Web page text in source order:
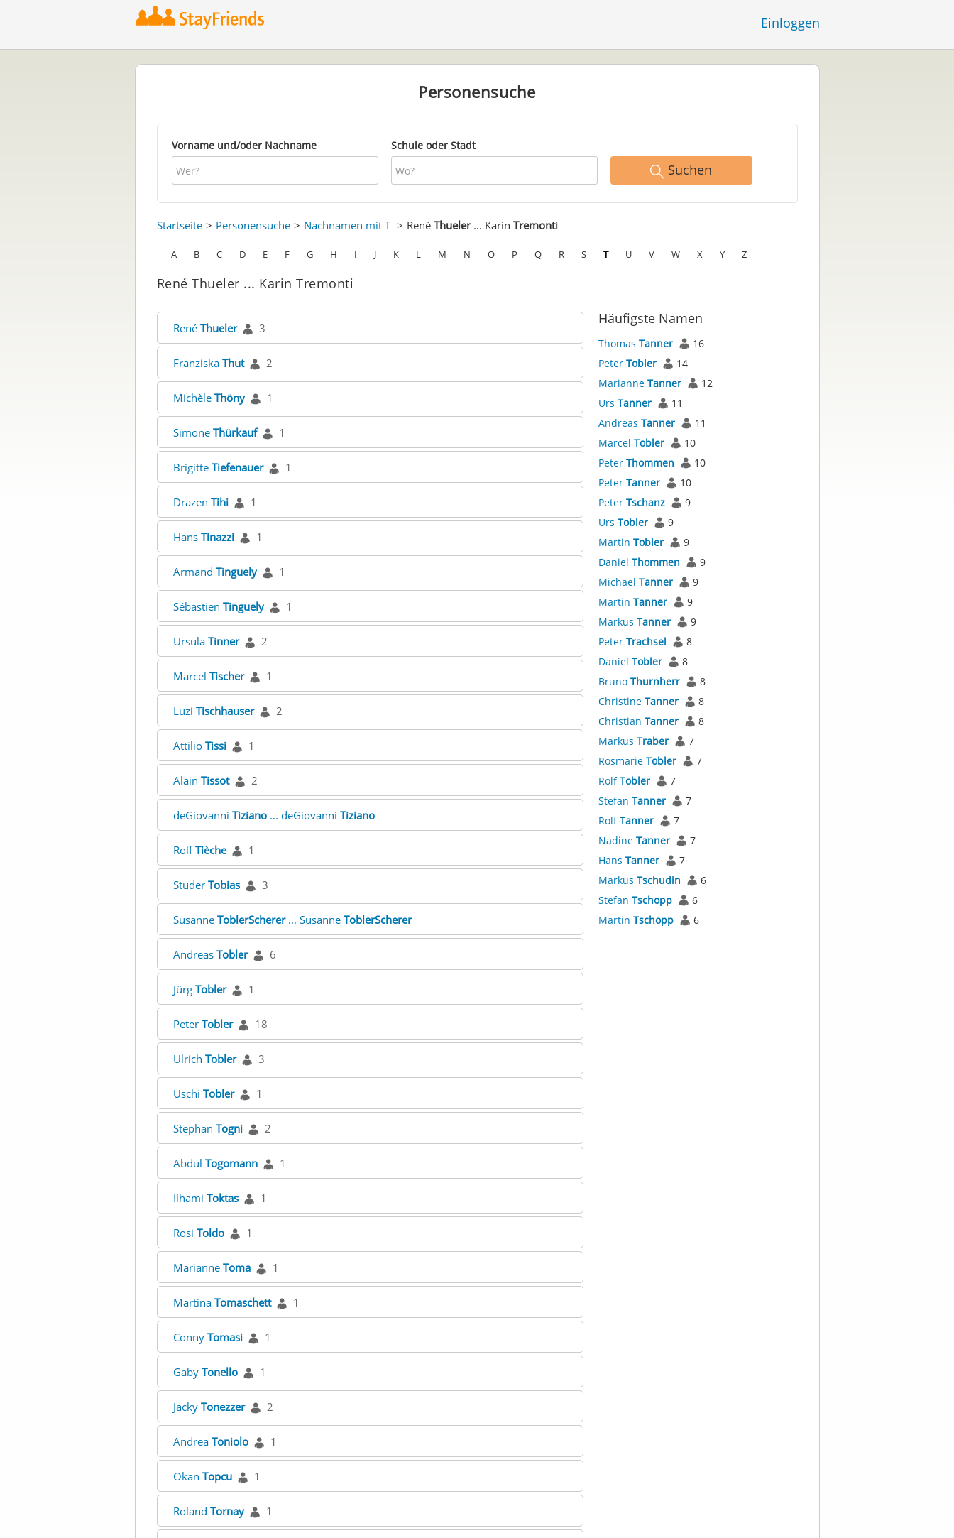
Einloggen
Personensuche
Vorname und/oder Nachname Schule oder Stadt
Suchen
Startseite Personensuche Nachnamen mit T René Thueler... Karin Tremonti
A B C D E F G H I J K L M N O P Q R S T U V W X Y Z
René Thueler ... Karin Tremonti
René Thueler 3
Franziska Thut 2
Michèle Thöny 1
Simone Thürkauf 1
Brigitte Tiefenauer 1
Drazen Tihi 1
Hans Tinazzi 1
Armand Tinguely 1
Sébastien Tinguely 1
Ursula Tinner 2
Marcel Tischer 1
Luzi Tischhauser 2
Attilio Tissi 1
Alain Tissot 2
deGiovanni Tiziano... deGiovanni Tiziano
RolfTièche 1
Studer Tobias 3
Susanne ToblerScherer... Susanne ToblerScherer
Andreas Tobler 6
Jürg Tobler 1
Peter Tobler 18
Ulrich Tobler 3
Uschi Tobler 1
Stephan Togni 2
Abdul Togomann 1
Ilhami Toktas 1
Rosi Toldo 1
Marianne Toma 1
Martina Tomaschett 1
Conny Tomasi 1
Gaby Tonello 1
Jacky Tonezzer 2
Andrea Toniolo 1
Okan Topcu 1
Roland Tornay 1
Häufigste Namen
Thomas Tanner
16
Peter Tobler
14
Marianne Tanner
12
Urs Tanner
11
Andreas Tanner
11
Marcel Tobler
10
Peter Thommen
10
Peter Tanner
10
Peter Tschanz
9
Urs Tobler
9
Martin Tobler
9
Daniel Thommen
9
Michael Tanner
9
Martin Tanner
9
Markus Tanner
9
Peter Trachsel
8
Daniel Tobler
8
Bruno Thurnherr
8
Christine Tanner
8
Christian Tanner
8
Markus Traber
7
Rosmarie Tobler
7
RolfTobler
7
Stefan Tanner
7
RolfTanner
7
Nadine Tanner
7
Hans Tanner
7
Markus Tschudin
6
Stefan Tschopp
6
Martin Tschopp 6